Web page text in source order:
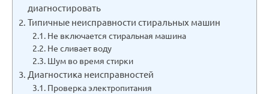
диагностировать
Типичные неисправности стиральных машин
Не включается стиральная машина
Не сливает воду
Шум во время стирки
Диагностика неисправностей
Проверка электропитания